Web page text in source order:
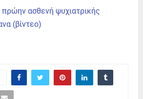
ασθενή ψυχιατρικής
(βίντεο)